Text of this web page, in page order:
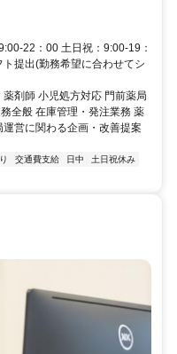
22：00 土日祝：9:00‐19：
提出(勤務希望に合わせてシ
剤師 小児処方対応 門前薬局
全般 在庫管理・発注業務 薬
営に関わる企画・改善提案
交通費支給 日中
土日祝休み